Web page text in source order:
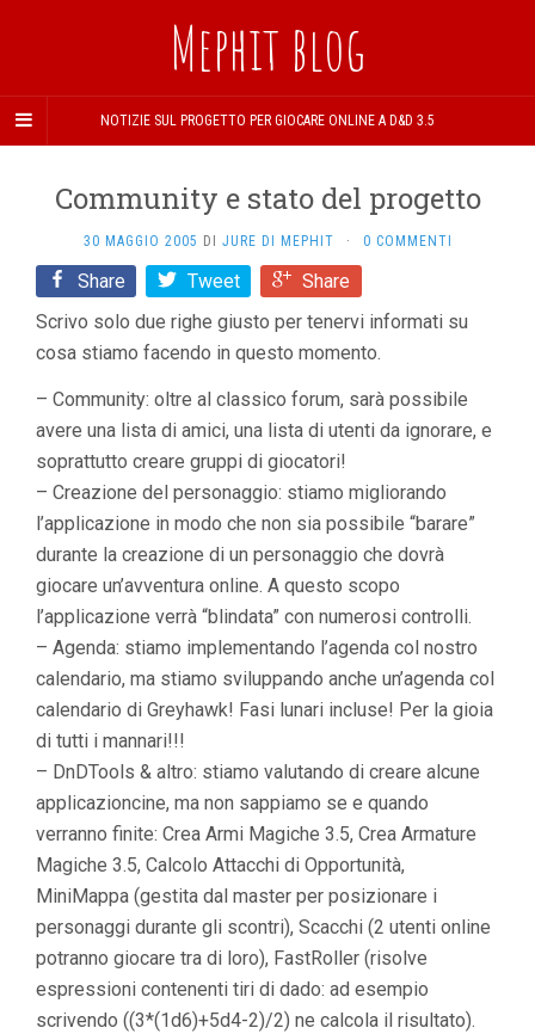
Mephit blog
NOTIZIE SUL PROGETTO PER GIOCARE ONLINE A D&D 3.5
Community e stato del progetto
30 MAGGIO 2005 DI JURE DI MEPHIT · 0 COMMENTI
Share Tweet
Share
Scrivo solo due righe giusto per tenervi informati su
cosa stiamo facendo in questo momento.
– Community: oltre al classico forum, sarà possibile
avere una lista di amici, una lista di utenti da ignorare, e
soprattutto creare gruppi di giocatori!
– Creazione del personaggio: stiamo migliorando
l’applicazione in modo che non sia possibile “barare”
durante la creazione di un personaggio che dovrà
giocare un’avventura online. A questo scopo
l’applicazione verrà “blindata” con numerosi controlli.
– Agenda: stiamo implementando l’agenda col nostro
calendario, ma stiamo sviluppando anche un’agenda col
calendario di Greyhawk! Fasi lunari incluse! Per la gioia
di tutti i mannari!!!
– DnDTools & altro: stiamo valutando di creare alcune
applicazioncine, ma non sappiamo se e quando
verranno finite: Crea Armi Magiche 3.5, Crea Armature
Magiche 3.5, Calcolo Attacchi di Opportunità,
MiniMappa (gestita dal master per posizionare i
personaggi durante gli scontri), Scacchi (2 utenti online
potranno giocare tra di loro), FastRoller (risolve
espressioni contenenti tiri di dado: ad esempio
scrivendo ((3*(1d6)+5d4-2)/2) ne calcola il risultato).